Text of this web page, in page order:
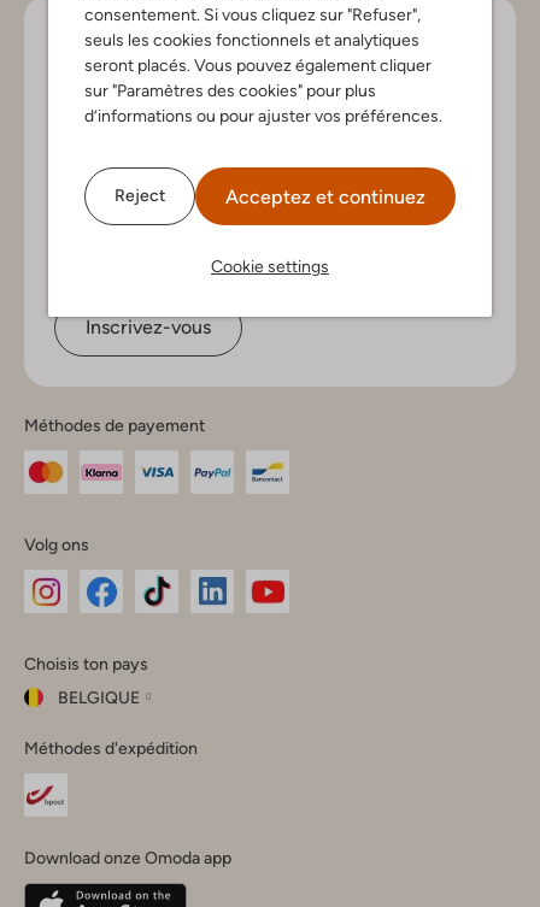
consentement. Si vous cliquez sur "Refuser",
seuls les cookies fonctionnels et analytiques
seront placés. Vous pouvez également cliquer
sur "Paramètres des cookies" pour plus
d’informations ou pour ajuster vos préférences.
Reject Acceptez et continuez
Cookie settings
Soyez le premier!
Inscrivez-vous à la newsletter pour les nouveaux
arrivants, des conseils de style et offres exclusives
Inscrivez-vous
Méthodes de payement
Volg ons
Instagram
Facebook
TikTok
Choisis ton pays
BELGIQUE
ton
pays
Fermer
Belgique(Français)
Méthodes d'expédition
Download onze Omoda app